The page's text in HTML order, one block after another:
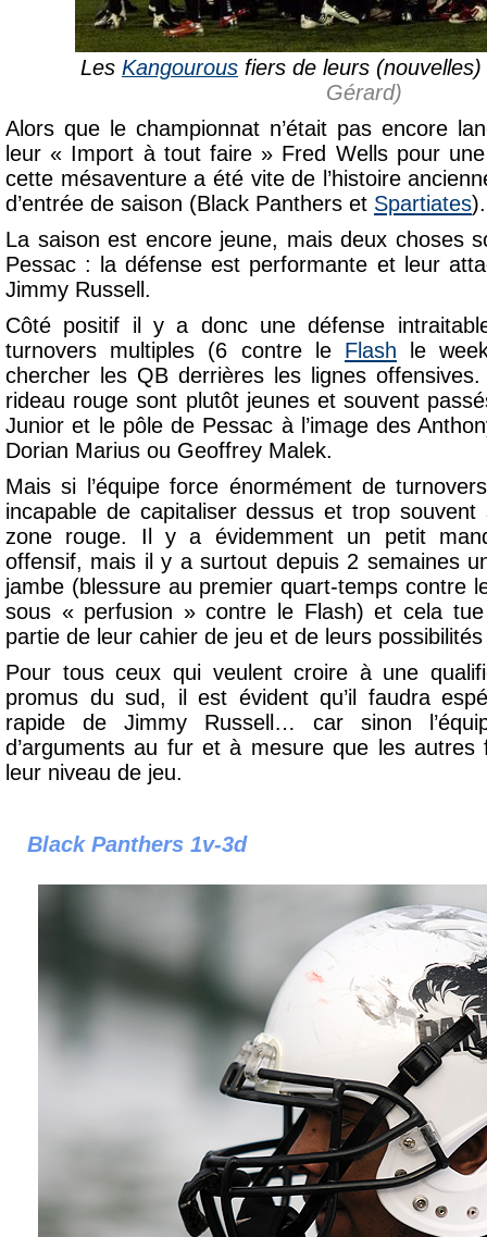
Les Kangourous fiers de leurs
Gérard)
Alors que le championnat n’était pas encore
leur « Import à tout faire » Fred Wells pour
cette mésaventure a été vite de l’histoire
d’entrée de saison (Black Panthers et Spartiates).
La saison est encore jeune, mais deux choses
Pessac : la défense est performante et leur
Jimmy Russell.
Côté positif il y a donc une défense
turnovers multiples (6 contre le Flash le
chercher les QB derrières les lignes
rideau rouge sont plutôt jeunes et souvent
Junior et le pôle de Pessac à l’image des
Dorian Marius ou Geoffrey Malek.
Mais si l’équipe force énormément de
incapable de capitaliser dessus et trop
zone rouge. Il y a évidemment un petit
offensif, mais il y a surtout depuis 2 semaines
jambe (blessure au premier quart-temps contre
sous « perfusion » contre le Flash) et cela
partie de leur cahier de jeu et de leurs
Pour tous ceux qui veulent croire à une
promus du sud, il est évident qu’il faudra
rapide de Jimmy Russell… car sinon
d’arguments au fur et à mesure que les autres
leur niveau de jeu.
Black Panthers 1v-3d